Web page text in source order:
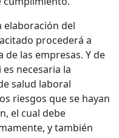
elaboración del
procederá a
las empresas. Y de
necesaria la
salud laboral
riesgos que se hayan
el cual debe
y también